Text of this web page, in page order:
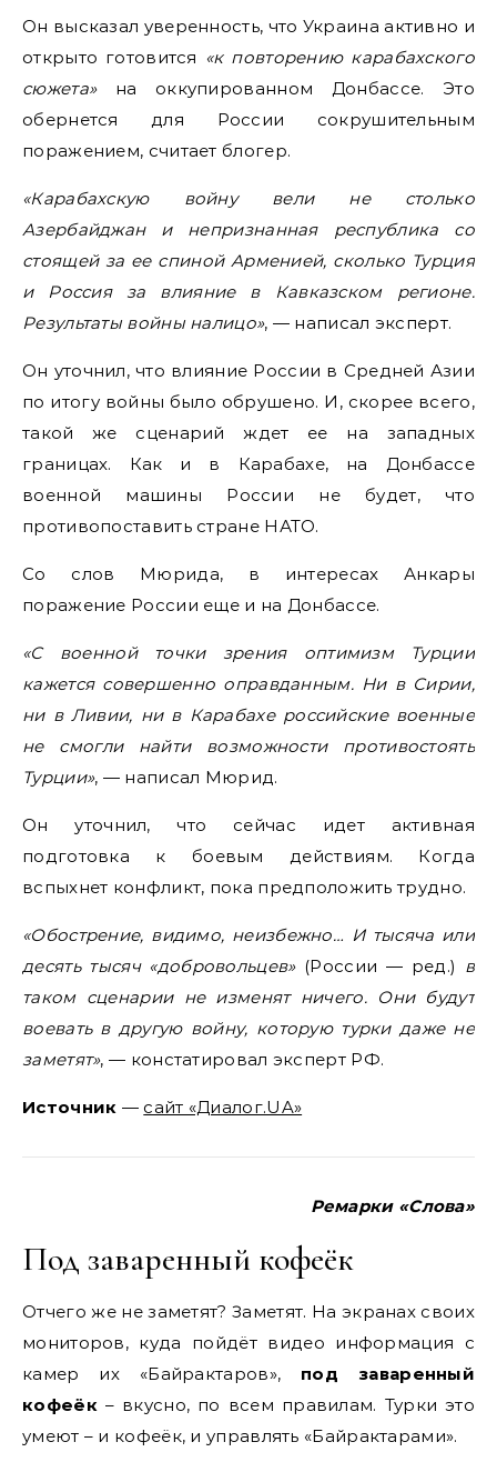
Он высказал уверенность, что Украина активно и
открыто готовится «к повторению карабахского
сюжета»на оккупированном Донбассе. Это
обернется для России сокрушительным
поражением, считает блогер.
«Карабахскую войну вели не столько
Азербайджан и непризнанная республика со
стоящей за ее спиной Арменией, сколько Турция
и Россия за влияние в Кавказском регионе.
Результаты войны налицо», — написал эксперт.
Он уточнил, что влияние России в Средней Азии
по итогу войны было обрушено. И, скорее всего,
такой же сценарий ждет ее на западных
границах. Как и в Карабахе, на Донбассе
военной машины России не будет, что
противопоставить стране НАТО.
Со слов Мюрида, в интересах Анкары
поражение России еще и на Донбассе.
«С военной точки зрения оптимизм Турции
кажется совершенно оправданным. Ни в Сирии,
ни в Ливии, ни в Карабахе российские военные
не смогли найти возможности противостоять
Турции», — написал Мюрид.
Он уточнил, что сейчас идет активная
подготовка к боевым действиям. Когда
вспыхнет конфликт, пока предположить трудно.
«Обострение, видимо, неизбежно… И тысяча или
десять тысяч «добровольцев» (России — ред.) в
таком сценарии не изменят ничего. Они будут
воевать в другую войну, которую турки даже не
заметят», — констатировал эксперт РФ.
Источник — сайт «Диалог.UA»
Ремарки «Слова»
Под заваренный кофеёк
Отчего же не заметят? Заметят. На экранах своих
мониторов, куда пойдёт видео информация с
камер их «Байрактаров», под заваренный
кофеёк– вкусно, по всем правилам. Турки это
умеют – и кофеёк, и управлять «Байрактарами».